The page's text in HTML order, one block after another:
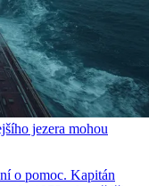
jezera mohou
o pomoc. Kapitán